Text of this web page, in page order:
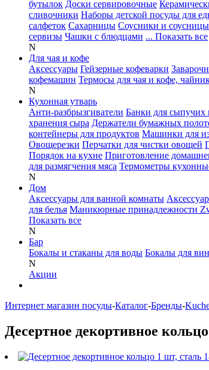
бутылок Доски сервировочные
сливочники Наборы детской посуды для
салфеток Сахарницы Соусники и соусницы
сервизы Чашки с блюдцами ... Показать все
N
Для чая и кофе
Аксессуары Гейзерные кофеварки
кофемашин Термосы для чая и кофе,
N
Кухонная утварь
Анти-разбрызгиватели Банки для сыпучих
хранения сыра Держатели бумажных
контейнеры для продуктов Машинки для
Овощерезки Перчатки для чистки овощей
Порядок на кухне Приготовление
для размягчения мяса Термометры
N
Дом
Аксессуары для ванной комнаты
для белья Маникюрные принадлежности
Показать все
N
Бар
Бокалы и стаканы для воды Бокалы для
N
Акции
Интернет магазин посуды-Каталог-Бренды-
Десертное декортивное